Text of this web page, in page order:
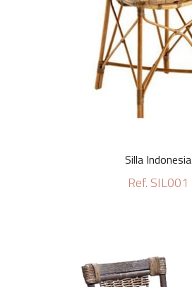
Silla Indonesia
Ref. SIL001